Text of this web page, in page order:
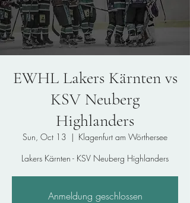
EWHL Lakers Kärnten vs
KSV Neuberg
Highlanders
Sun, Oct 13
  |
Klagenfurt am Wörthersee
Lakers Kärnten - KSV Neuberg Highlanders
Anmeldung geschlossen